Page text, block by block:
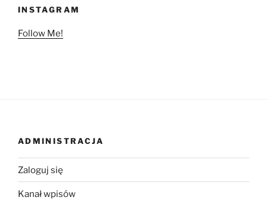
INSTAGRAM
Follow Me!
ADMINISTRACJA
Zaloguj się
Kanał wpisów